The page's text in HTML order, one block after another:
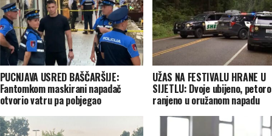
PUCNJAVA USRED BAŠČARŠIJE:
Fantomkom maskirani napadač
otvorio vatru pa pobjegao
UŽAS NA FESTIVALU HRANE U
SIJETLU: Dvoje ubijeno, petoro
ranjeno u oružanom napadu